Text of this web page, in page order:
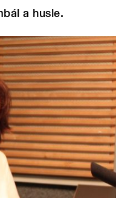
a husle.